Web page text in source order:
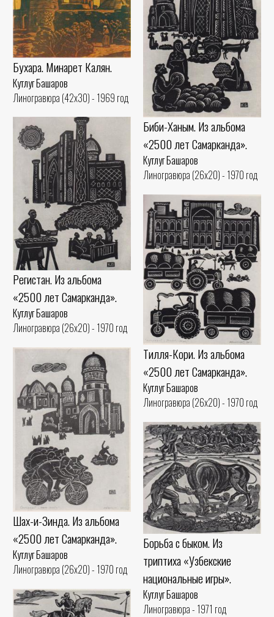
Бухара. Минарет Калян.
Кутлуг Башаров
Линогравюра (42x30) - 1969 год
Биби-Ханым. Из альбома
«2500 лет Самарканда».
Кутлуг Башаров
Линогравюра (26x20) - 1970 год
Регистан. Из альбома
«2500 лет Самарканда».
Кутлуг Башаров
Линогравюра (26x20) - 1970 год
Тилля-Кори. Из альбома
«2500 лет Самарканда».
Кутлуг Башаров
Линогравюра (26x20) - 1970 год
Шах-и-Зинда. Из альбома
«2500 лет Самарканда».
Кутлуг Башаров
Линогравюра (26x20) - 1970 год
Борьба с быком. Из
триптиха «Узбекские
национальные игры».
Кутлуг Башаров
Линогравюра - 1971 год